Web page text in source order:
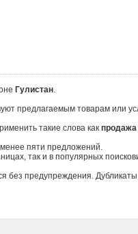
Гулистан.
предлагаемым товарам или
такие слова как продажа
пяти предложений.
так и в популярных
без предупреждения.